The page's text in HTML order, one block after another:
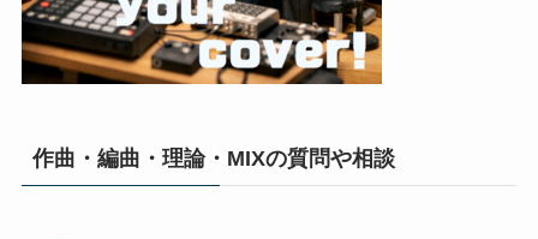
作曲・編曲・理論・MIXの質問や相談